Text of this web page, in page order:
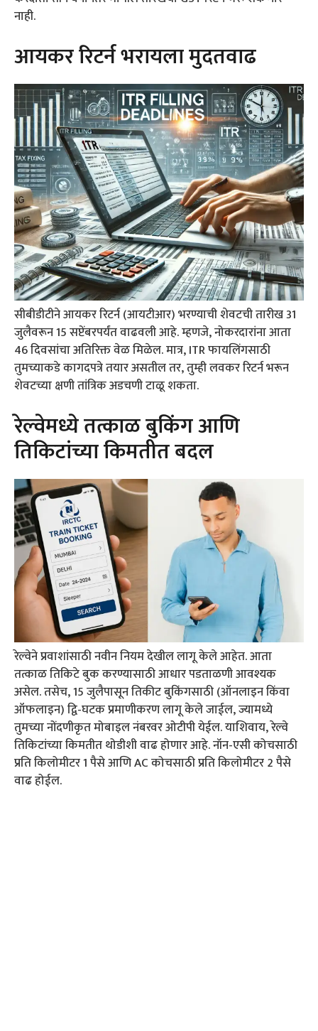
नाही.
आयकर रिटर्न भरायला मुदतवाढ
सीबीडीटीने आयकर रिटर्न (आयटीआर) भरण्याची शेवटची तारीख 31
जुलैवरून 15 सप्टेंबरपर्यंत वाढवली आहे. म्हणजे, नोकरदारांना आता
46 दिवसांचा अतिरिक्त वेळ मिळेल. मात्र, ITR फायलिंगसाठी
तुमच्याकडे कागदपत्रे तयार असतील तर, तुम्ही लवकर रिटर्न भरून
शेवटच्या क्षणी तांत्रिक अडचणी टाळू शकता.
रेल्वेमध्ये तत्काळ बुकिंग आणि
तिकिटांच्या किमतीत बदल
रेल्वेने प्रवाशांसाठी नवीन नियम देखील लागू केले आहेत. आता
तत्काळ तिकिटे बुक करण्यासाठी आधार पडताळणी आवश्यक
असेल. तसेच, 15 जुलैपासून तिकीट बुकिंगसाठी (ऑनलाइन किंवा
ऑफलाइन) द्वि-घटक प्रमाणीकरण लागू केले जाईल, ज्यामध्ये
तुमच्या नोंदणीकृत मोबाइल नंबरवर ओटीपी येईल. याशिवाय, रेल्वे
तिकिटांच्या किमतीत थोडीशी वाढ होणार आहे. नॉन-एसी कोचसाठी
प्रति किलोमीटर 1 पैसे आणि AC कोचसाठी प्रति किलोमीटर 2 पैसे
वाढ होईल.